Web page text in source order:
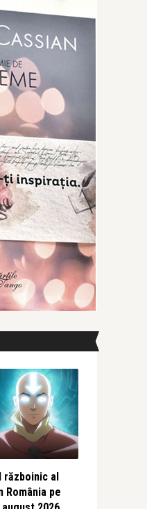
războinic al
România pe